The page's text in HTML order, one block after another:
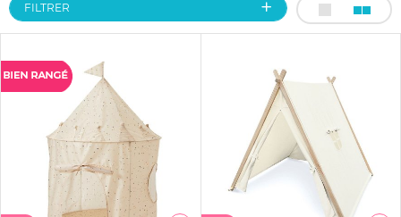
FILTRER